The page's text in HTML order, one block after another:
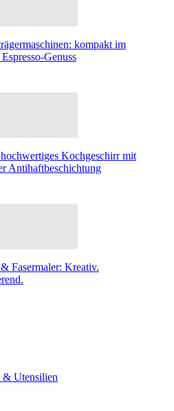
kompakt im
Genuss
Kochgeschirr mit
Antihaftbeschichtung
Fasermaler: Kreativ.
& Utensilien